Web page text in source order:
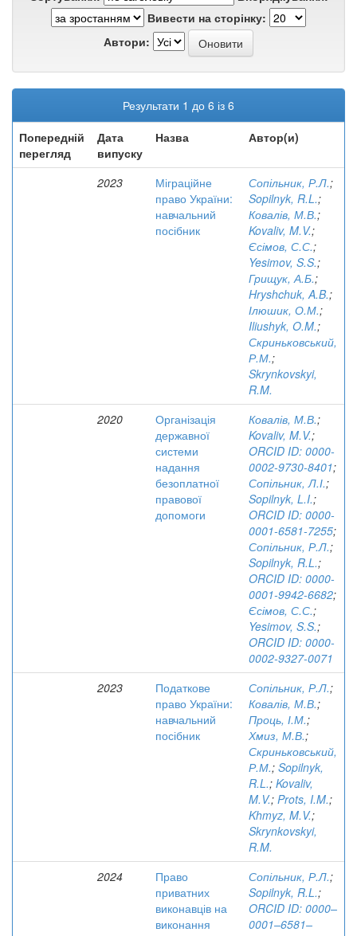
Вивести на сторінку:
Автори:
Результати 1 до 6 із 6
Попередній
перегляд
Дата
випуску
Назва Автор(и)
2023
Міграційне
право України:
навчальний
посібник
Сопільник, Р.Л.;
Sopilnyk, R.L.;
Ковалів, М.В.;
Kovaliv, M.V.;
Єсімов, С.С.;
Yesimov, S.S.;
Грищук, А.Б.;
Hryshchuk, A.B.;
Ілюшик, О.М.;
Iliushyk, O.M.;
Скриньковський,
Р.М.;
Skrynkovskyi,
R.M.
2020
Організація
державної
системи
надання
безоплатної
правової
допомоги
Ковалів, М.В.;
Kovaliv, M.V.;
ORCID ID: 0000-
0002-9730-8401;
Сопільник, Л.І.;
Sopilnyk, L.I.;
ORCID ID: 0000-
0001-6581-7255;
Сопільник, Р.Л.;
Sopilnyk, R.L.;
ORCID ID: 0000-
0001-9942-6682;
Єсімов, С.С.;
Yesimov, S.S.;
ORCID ID: 0000-
0002-9327-0071
2023
Податкове
право України:
навчальний
посібник
Сопільник, Р.Л.;
Ковалів, М.В.;
Проць, І.М.;
Хмиз, М.В.;
Скриньковський,
Р.М.; Sopilnyk,
R.L.; Kovaliv,
M.V.; Prots, I.M.;
Khmyz, M.V.;
Skrynkovskyi,
R.M.
2024
Право
приватних
виконавців на
виконання
Сопільник, Р.Л.;
Sopilnyk, R.L.;
ORCID ID: 0000–
0001–6581–